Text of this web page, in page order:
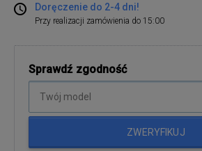
Doręczenie do 2-4 dni!
Przy realizacji zamówienia do 15:00
Sprawdź zgodność
ZWERYFIKUJ